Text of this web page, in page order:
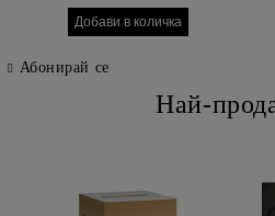
Абонирай се
Най-